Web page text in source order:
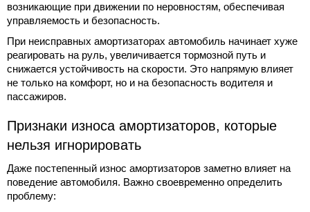
возникающие при движении по неровностям, обеспечивая
управляемость и безопасность.
При неисправных амортизаторах автомобиль начинает хуже
реагировать на руль, увеличивается тормозной путь и
снижается устойчивость на скорости. Это напрямую влияет
не только на комфорт, но и на безопасность водителя и
пассажиров.
Признаки износа амортизаторов, которые
нельзя игнорировать
Даже постепенный износ амортизаторов заметно влияет на
поведение автомобиля. Важно своевременно определить
проблему: